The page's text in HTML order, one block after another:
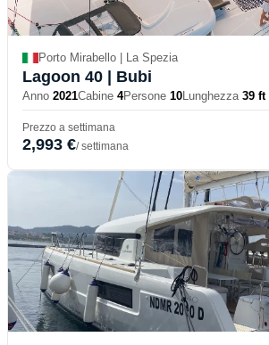
Porto Mirabello | La Spezia
Lagoon 40 | Bubi
Anno 2021Cabine 4Persone 10Lunghezza 39 ft
Prezzo a settimana
2,993 €/ settimana